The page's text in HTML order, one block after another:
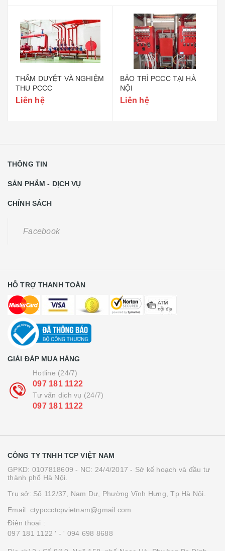
THẨM DUYỆT VÀ NGHIỆM
THU PCCC
Liên hệ
BẢO TRÌ PCCC TẠI HÀ
NỘI
Liên hệ
THÔNG TIN
SẢN PHẨM - DỊCH VỤ
CHÍNH SÁCH
Facebook
HỖ TRỢ THANH TOÁN
GIẢI ĐÁP MUA HÀNG
Hotline (24/7)
097 181 1122
Tư vấn dịch vụ (24/7)
097 181 1122
CÔNG TY TNHH TCP VIỆT NAM
GPKD: 0107818609 - NC: 24/4/2017 - Sở kế hoạch và đầu tư
thành phố Hà Nội.
Trụ sở: Số 112/37, Nam Dư, Phường Vĩnh Hưng, Tp Hà Nội.
Email: ctypccctcpvietnam@gmail.com
Điện thoại :
097 181 1122 ' - ' 094 698 8688